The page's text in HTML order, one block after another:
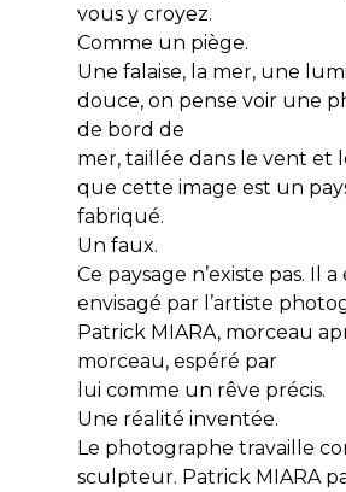
vous y croyez.
Comme un piège.
Une falaise, la mer, une
douce, on pense voir une
de bord de
mer, taillée dans le vent et
que cette image est un
fabriqué.
Un faux.
Ce paysage n’existe pas. Il a
envisagé par l’artiste
Patrick MIARA, morceau
morceau, espéré par
lui comme un rêve précis.
Une réalité inventée.
Le photographe travaille
sculpteur. Patrick MIARA